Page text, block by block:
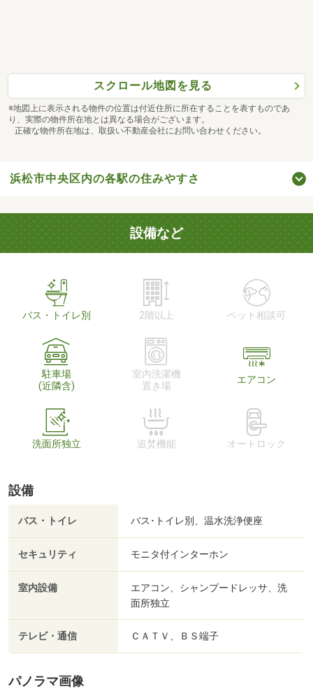
スクロール地図を見る
※地図上に表示される物件の位置は付近住所に所在することを表すものであ
り、実際の物件所在地とは異なる場合がございます。
正確な物件所在地は、取扱い不動産会社にお問い合わせください。
浜松市中央区内の各駅の住みやすさ
設備など
バス・トイレ別 2階以上 ペット相談可
駐車場
(近隣含)
室内洗濯機
置き場
エアコン
洗面所独立 追焚機能 オートロック
設備
バス・トイレ バス･トイレ別、温水洗浄便座
セキュリティ モニタ付インターホン
室内設備
エアコン、シャンプードレッサ、洗
面所独立
テレビ・通信 ＣＡＴＶ、ＢＳ端子
パノラマ画像